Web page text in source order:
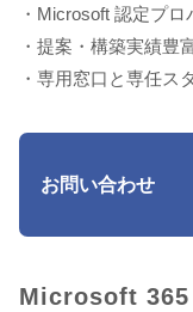
・Microsoft 認定プロ
・提案・構築実績豊
・専用窓口と専任ス
お問い合わせ
Microsoft 365